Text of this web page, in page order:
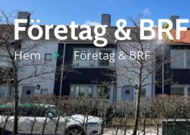
Företag & BRF
Hem Företag & BRF